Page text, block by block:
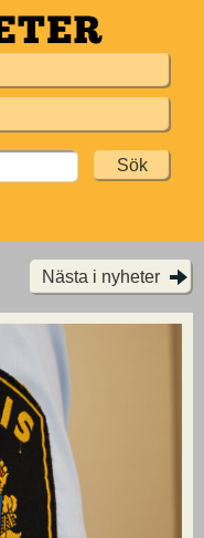
Nästa i nyheter